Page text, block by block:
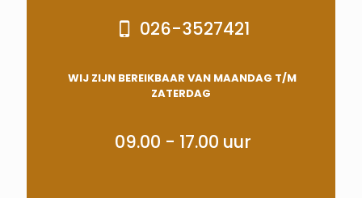
026-3527421
WIJ ZIJN BEREIKBAAR VAN MAANDAG T/M
ZATERDAG
09.00 - 17.00 uur